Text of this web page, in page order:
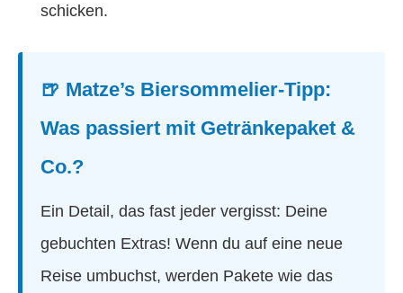
schicken.
🍺 Matze’s Biersommelier-Tipp:
Was passiert mit Getränkepaket &
Co.?
Ein Detail, das fast jeder vergisst: Deine
gebuchten Extras! Wenn du auf eine neue
Reise umbuchst, werden Pakete wie das